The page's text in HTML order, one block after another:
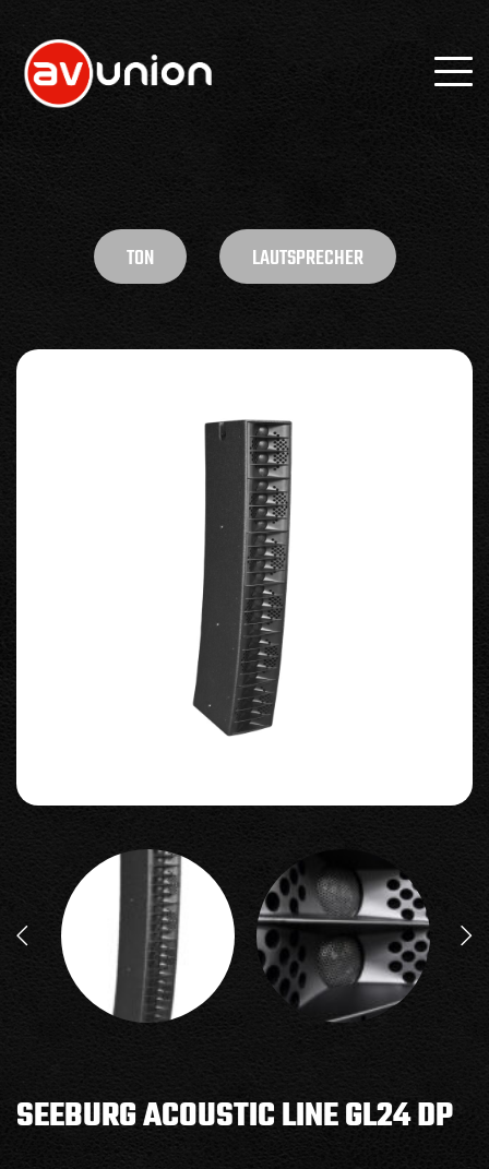
TON LAUTSPRECHER
SEEBURG ACOUSTIC LINE GL24 DP